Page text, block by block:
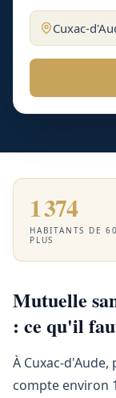
Cuxac-
1 374
HABITANTS DE
PLUS
Mutuelle
: ce qu'il
À Cuxac-
compte environ